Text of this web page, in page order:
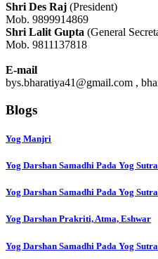
Shri Des Raj (President)
Mob. 9899914869
Shri Lalit Gupta (General
Mob. 9811137818
E-mail
bys.bharatiya41@gmail.com ,
Blogs
Yog Manjri
Yog Darshan Samadhi Pada Yog
Yog Darshan Samadhi Pada Yog
Yog Darshan Prakriti, Atma, Eshwar
Yog Darshan Samadhi Pada Yog